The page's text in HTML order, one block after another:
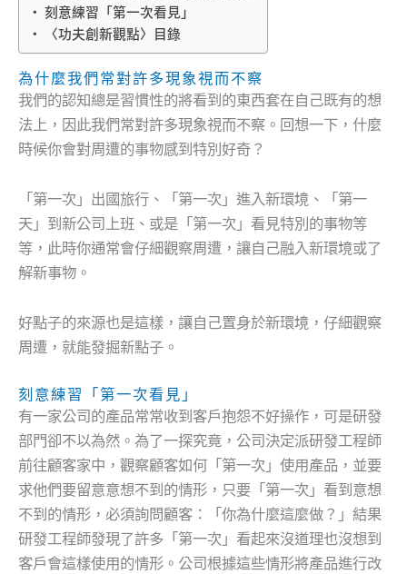
刻意練習「第一次看見」
〈功夫創新觀點〉目錄
為什麼我們常對許多現象視而不察
我們的認知總是習慣性的將看到的東西套在自己既有的想
法上，因此我們常對許多現象視而不察。回想一下，什麼
時候你會對周遭的事物感到特別好奇？
「第一次」出國旅行、「第一次」進入新環境、「第一
天」到新公司上班、或是「第一次」看見特別的事物等
等，此時你通常會仔細觀察周遭，讓自己融入新環境或了
解新事物。
好點子的來源也是這樣，讓自己置身於新環境，仔細觀察
周遭，就能發掘新點子。
刻意練習「第一次看見」
有一家公司的產品常常收到客戶抱怨不好操作，可是研發
部門卻不以為然。為了一探究竟，公司決定派研發工程師
前往顧客家中，觀察顧客如何「第一次」使用產品，並要
求他們要留意意想不到的情形，只要「第一次」看到意想
不到的情形，必須詢問顧客：「你為什麼這麼做？」結果
研發工程師發現了許多「第一次」看起來沒道理也沒想到
客戶會這樣使用的情形。公司根據這些情形將產品進行改